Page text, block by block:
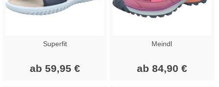
Superfit
ab 59,95 €
Meindl
ab 84,90 €